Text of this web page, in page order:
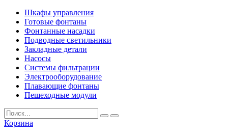
Шкафы управления
Готовые фонтаны
Фонтанные насадки
Подводные светильники
Закладные детали
Насосы
Системы фильтрации
Электрооборудование
Плавающие фонтаны
Пешеходные модули
Корзина